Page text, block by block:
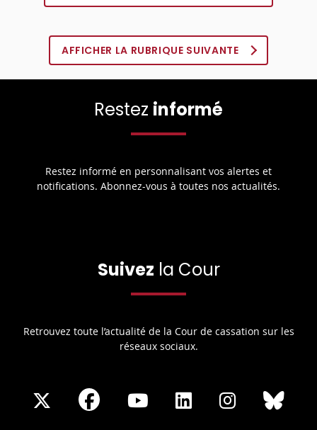
AFFICHER LA RUBRIQUE SUIVANTE
Restez informé
Restez informé en personnalisant vos alertes et
notifications. Abonnez-vous à toutes nos actualités.
Suivez la Cour
Retrouvez toute l’actualité de la Cour de cassation sur les
réseaux sociaux.
ShareShare
Share
Share
Share